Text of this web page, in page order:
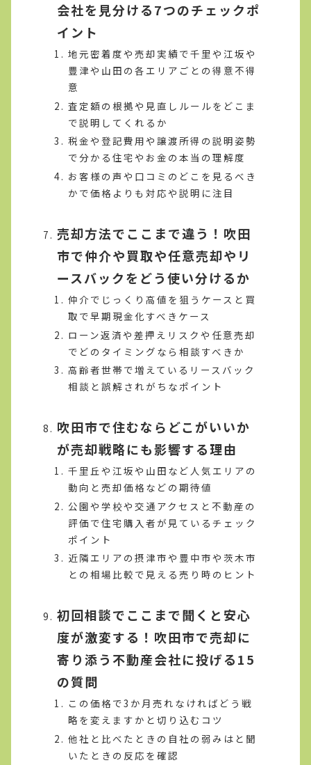
会社を見分ける7つのチェックポ
イント
地元密着度や売却実績で千里や江坂や
豊津や山田の各エリアごとの得意不得
意
査定額の根拠や見直しルールをどこま
で説明してくれるか
税金や登記費用や譲渡所得の説明姿勢
で分かる住宅やお金の本当の理解度
お客様の声や口コミのどこを見るべき
かで価格よりも対応や説明に注目
売却方法でここまで違う！吹田
市で仲介や買取や任意売却やリ
ースバックをどう使い分けるか
仲介でじっくり高値を狙うケースと買
取で早期現金化すべきケース
ローン返済や差押えリスクや任意売却
でどのタイミングなら相談すべきか
高齢者世帯で増えているリースバック
相談と誤解されがちなポイント
吹田市で住むならどこがいいか
が売却戦略にも影響する理由
千里丘や江坂や山田など人気エリアの
動向と売却価格などの期待値
公園や学校や交通アクセスと不動産の
評価で住宅購入者が見ているチェック
ポイント
近隣エリアの摂津市や豊中市や茨木市
との相場比較で見える売り時のヒント
初回相談でここまで聞くと安心
度が激変する！吹田市で売却に
寄り添う不動産会社に投げる15
の質問
この価格で3か月売れなければどう戦
略を変えますかと切り込むコツ
他社と比べたときの自社の弱みはと聞
いたときの反応を確認